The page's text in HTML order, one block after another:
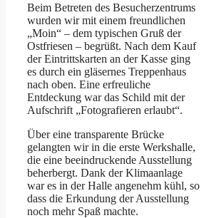
Beim Betreten des Besucherzentrums
wurden wir mit einem freundlichen
„Moin“ – dem typischen Gruß der
Ostfriesen – begrüßt. Nach dem Kauf
der Eintrittskarten an der Kasse ging
es durch ein gläsernes Treppenhaus
nach oben. Eine erfreuliche
Entdeckung war das Schild mit der
Aufschrift „Fotografieren erlaubt“.
Über eine transparente Brücke
gelangten wir in die erste Werkshalle,
die eine beeindruckende Ausstellung
beherbergt. Dank der Klimaanlage
war es in der Halle angenehm kühl, so
dass die Erkundung der Ausstellung
noch mehr Spaß machte.